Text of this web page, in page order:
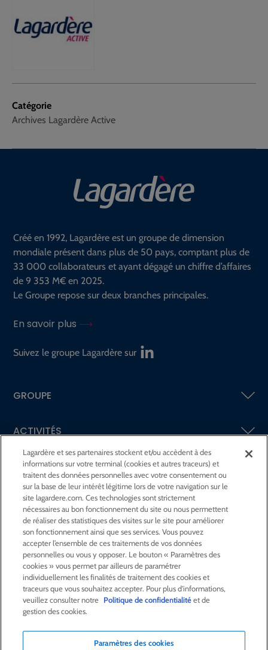
Catégorie
Archives Lagardère Active
Créé en 1992, Lagardère est un groupe de dimension
mondiale présent dans plus de 50 pays, comptant plus de
33 000 collaborateurs et ayant dégagé un chiffre d’affaires
de 9 353 M€ en 2025.
Le Groupe repose sur deux branches principales.
En savoir plus
Suivez le groupe Lagardère sur
GROUPE
ACTIVITÉS
ACTIONNAIRES &INVESTISSEURS
LA RSECHEZ LAGARDÈRE
LA FONDATIONJEAN‑LUC LAGARDÈRE
CENTRE PRESSE
NOUS REJOINDRE
Lagardère et ses partenaires stockent et/ou accèdent à des
informations sur votre terminal (cookies et autres traceurs) et
traitent des données personnelles avec votre consentement ou
sur la base de leur intérêt légitime lors de votre navigation sur le
site lagardere.com. Ces technologies sont strictement
nécessaires au bon fonctionnement du site ou nous permettent
de réaliser des statistiques des visites sur le site pour améliorer
son fonctionnement ainsi que ses services. Vous pouvez
accepter l’ensemble de ces traitements de vos données
personnelles ou vous y opposer. Le bouton « Paramètres des
cookies » vous permet par ailleurs de paramétrer
individuellement les finalités de traitement des cookies et
traceurs que vous souhaitez accepter. Pour plus d'informations,
veuillez consulter notre Politique de confidentialitéet de
gestion des cookies.
Paramètres des cookies